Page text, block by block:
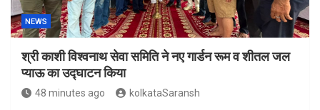
NEWS
श्री काशी विश्वनाथ सेवा समिति ने नए गार्डन रूम व शीतल जल
प्याऊ का उद्घाटन किया
48 minutes ago kolkataSaransh